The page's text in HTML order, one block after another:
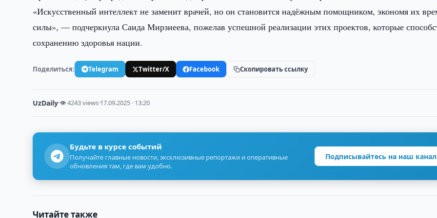
«Искусственный интеллект не заменит врачей, но он становится надёжным помощником, экономя их
силы», — подчеркнула Саида Мирзиеева, пожелав успешной реализации этих проектов, которые
сохранению здоровья нации.
Поделиться: Telegram Twitter/X Facebook Скопировать ссылку
UzDaily·👁 4243 views·17.09.2025 · 13:20
Будьте в курсе событий
Получайте главные новости, эксклюзивные репортажи и оперативные
обновления там, где вам удобно.
Подписывайтесь на наш канал
Читайте также